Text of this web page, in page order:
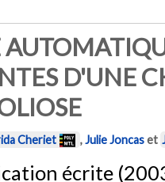
D'UNE
Cheriet ,Julie Joncaset
écrite